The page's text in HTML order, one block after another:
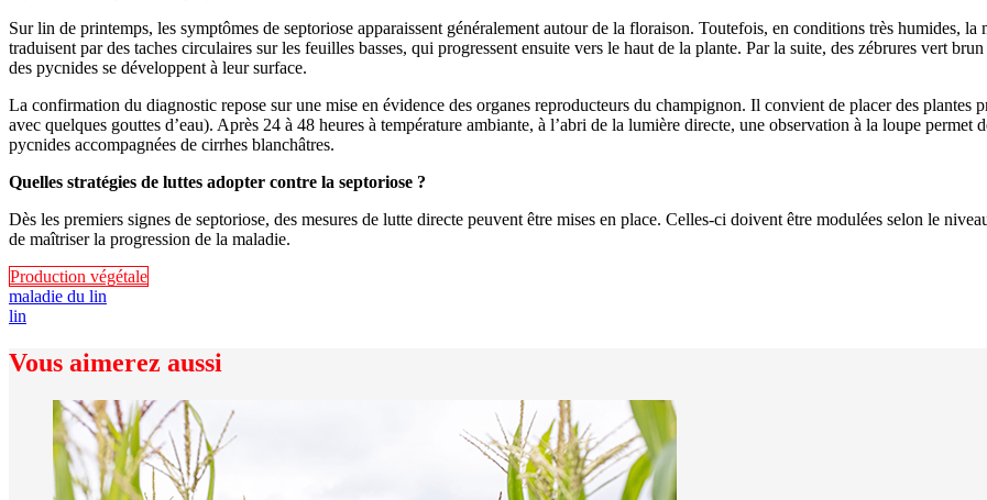
Sur lin de printemps, les symptômes de septoriose apparaissent généralement autour de la floraison. Toutefois, en conditions très humides,
traduisent par des taches circulaires sur les feuilles basses, qui progressent ensuite vers le haut de la plante. Par la suite, des zébrures vert
des pycnides se développent à leur surface.
La confirmation du diagnostic repose sur une mise en évidence des organes reproducteurs du champignon. Il convient de placer des plantes
avec quelques gouttes d’eau). Après 24 à 48 heures à température ambiante, à l’abri de la lumière directe, une observation à la loupe permet
pycnides accompagnées de cirrhes blanchâtres.
Quelles stratégies de luttes adopter contre la septoriose ?
Dès les premiers signes de septoriose, des mesures de lutte directe peuvent être mises en place. Celles-ci doivent être modulées selon le
de maîtriser la progression de la maladie.
Production végétale
maladie du lin
lin
Vous aimerez aussi